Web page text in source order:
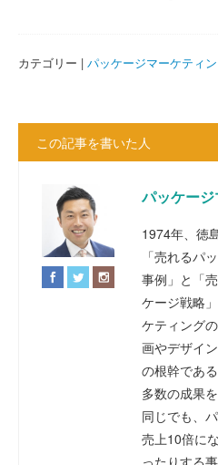
カテゴリー | パッケージマーケティ
この記事を書いた人
パッケー
1974年、徳
「売れるパ
事例」と「
ケージ戦略
ケティング
画やデザイ
の根幹であ
多数の成果
同じでも、
売上10倍に
ったりする